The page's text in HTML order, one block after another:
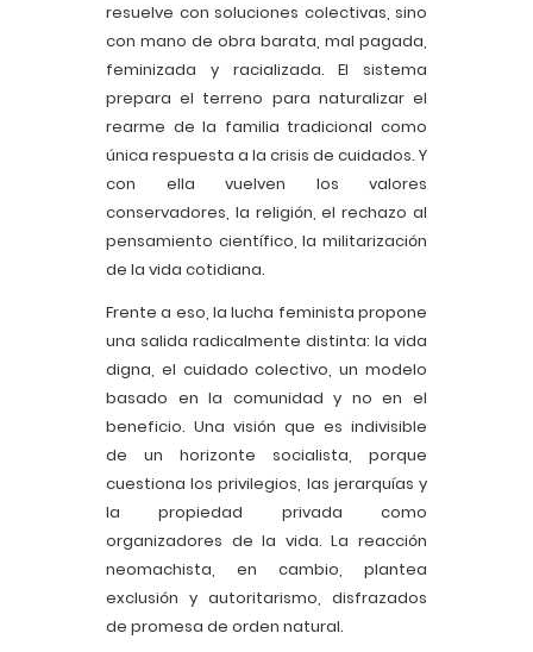
resuelve con soluciones colectivas, sino
con mano de obra barata, mal pagada,
feminizada y racializada. El sistema
prepara el terreno para naturalizar el
rearme de la familia tradicional como
única respuesta a la crisis de cuidados. Y
con ella vuelven los valores
conservadores, la religión, el rechazo al
pensamiento científico, la militarización
de la vida cotidiana.
Frente a eso, la lucha feminista propone
una salida radicalmente distinta: la vida
digna, el cuidado colectivo, un modelo
basado en la comunidad y no en el
beneficio. Una visión que es indivisible
de un horizonte socialista, porque
cuestiona los privilegios, las jerarquías y
la propiedad privada como
organizadores de la vida. La reacción
neomachista, en cambio, plantea
exclusión y autoritarismo, disfrazados
de promesa de orden natural.